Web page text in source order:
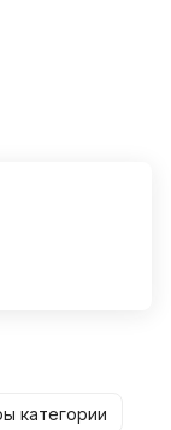
категории